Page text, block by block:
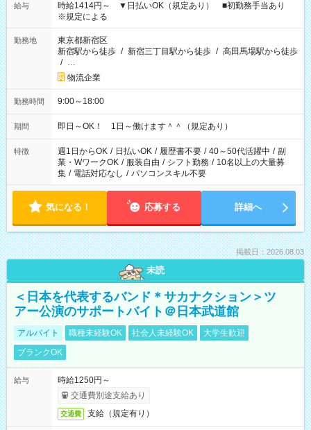
給与
時給1414円～ ▼日払いOK（規定あり） ■初勤務手当あり
※規定による
勤務地
東京都新宿区
新宿駅から徒歩 / 新宿三丁目駅から徒歩 / 高田馬場駅から徒歩
/ …
物流企業
勤務時間 9:00～18:00
期間 即日～OK！ 1日～働けます＾＾（規定あり）
特徴 週1日からOK / 日払いOK / 履歴書不要 / 40～50代活躍中 / 副
業・WワークOK / 服装自由 / シフト勤務 / 10名以上の大量募
集 / 電話対応なし / パソコンスキル不要
気になる！ 応募する 詳細へ
掲載日：2026.08.03
未読
＜日本を代表するバンド＊サカナクション＞ツ
アー公演のサポートバイト＠日本武道館
アルバイト 職種未経験OK 社会人未経験OK
大学生歓迎
ブランクOK
給与
時給1250円～
交通費別途支給あり
交通費 支給（規定有り）